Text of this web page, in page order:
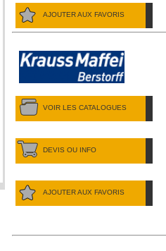
AJOUTER AUX FAVORIS
VOIR LES CATALOGUES
DEVIS OU INFO
AJOUTER AUX FAVORIS